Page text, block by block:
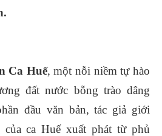
Ca Huế, một nỗi niềm tự hào
đất nước bỗng trào dâng
đầu văn bản, tác giả giới
ca Huế xuất phát từ phủ